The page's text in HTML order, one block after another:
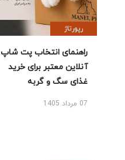
رپورتاژ
راهنمای انتخاب پت شاپ
آنلاین معتبر برای خرید
غذای سگ و گربه
07 مرداد 1405